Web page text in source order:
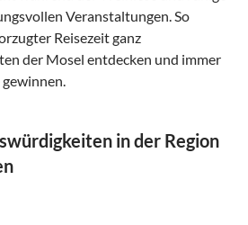
Veranstaltungen. So
Reisezeit ganz
der Mosel entdecken und immer
in der Region